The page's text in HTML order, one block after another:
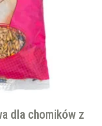
dla chomików z